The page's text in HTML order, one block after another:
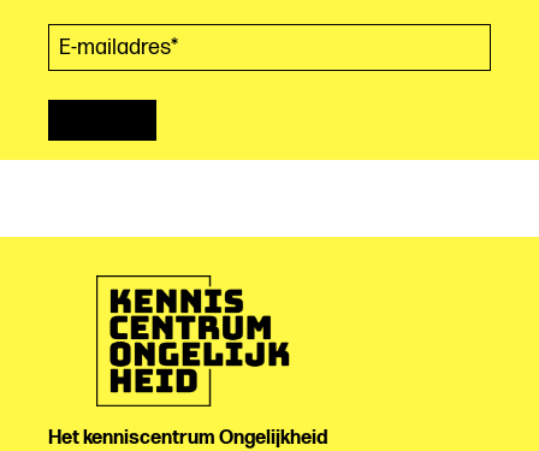
Het kenniscentrum Ongelijkheid